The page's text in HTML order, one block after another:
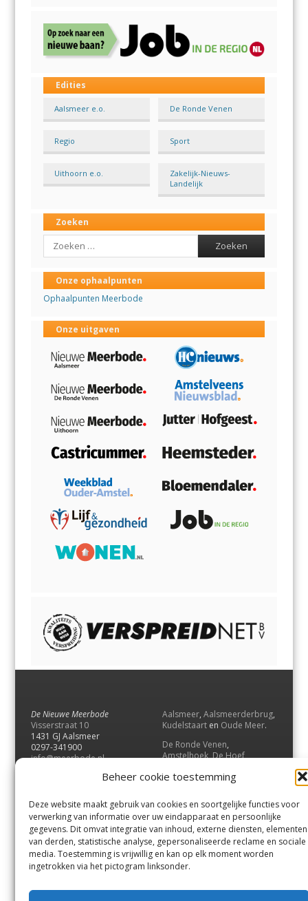
Beheer cookie toestemming
Deze website maakt gebruik van cookies en soortgelijke functies voor
verwerking van informatie over uw eindapparaat en persoonlijke
gegevens. Dit omvat integratie van inhoud, externe diensten, elementen
van derden, statistische analyse, gepersonaliseerde reclame en sociale
media. Toestemming is vrijwillig en kan op elk moment worden
ingetrokken via het pictogram linksonder.
Edities
Aalsmeer e.o. De Ronde Venen
Regio Sport
Uithoorn e.o.
Zakelijk-Nieuws-
Landelijk
Zoeken
Search
Onze ophaalpunten
Ophaalpunten Meerbode
Onze uitgaven
De Nieuwe Meerbode
Visserstraat 10
1431 GJ Aalsmeer
0297-341900
info@meerbode.nl
Aalsmeer, Aalsmeerderbrug,
Kudelstaart en Oude Meer.
De Ronde Venen,
Amstelhoek,De Hoef,
Vrouwenakker,Waverveen
UithoornenDe Kwakel.
Contact
Andere uitgaven
Bezorgklacht
Vacatures